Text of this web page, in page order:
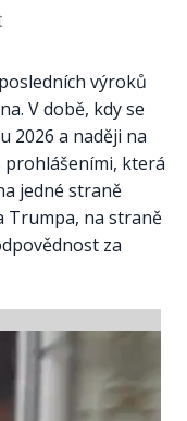
výroků
V době, kdy se
2026 a naději na
prohlášeními, která
jedné straně
Trumpa, na straně
za